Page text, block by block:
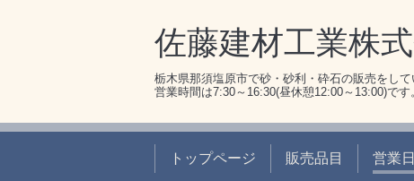
佐藤建材工業株
栃木県那須塩原市で砂・砂利・砕石の販売をし
営業時間は7:30～16:30(昼休憩12:00～13:00)です
トップページ 販売品目 営業